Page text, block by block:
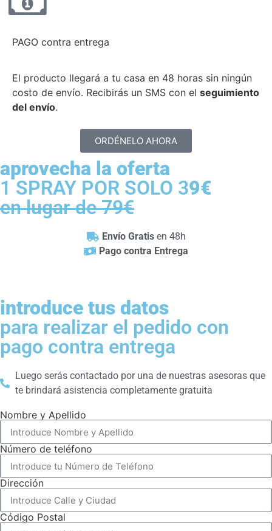
PAGO contra entrega
El producto llegará a tu casa en 48 horas sin ningún
costo de envío. Recibirás un SMS con el seguimiento
del envío.
ORDÉNELO AHORA
aprovecha la oferta
1 SPRAY POR SOLO 39€
en lugar de 79€
Envío Gratisen 48h
Pago contra Entrega
introduce tus datos
para realizar el pedido con
pago contra entrega
Luego serás contactado por una de nuestras asesoras que
te brindará asistencia completamente gratuita
Nombre y Apellido
Número de teléfono
Dirección
Código Postal